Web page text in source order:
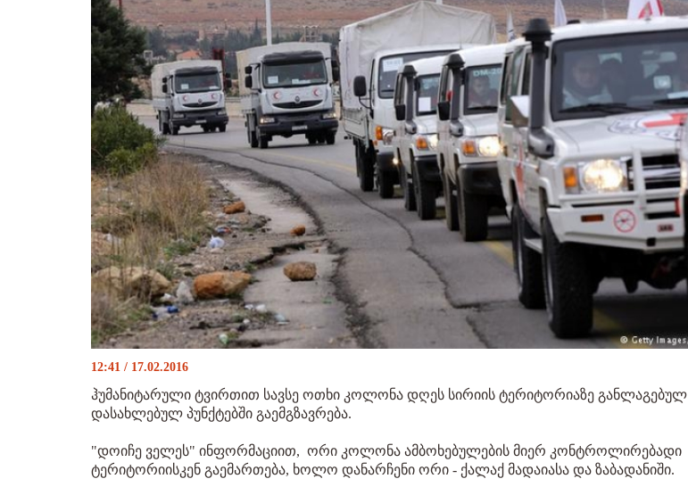
12:41 / 17.02.2016
ჰუმანიტარული ტვირთით სავსე ოთხი კოლონა დღეს სირიის ტერიტორიაზე განლაგებულ
დასახლებულ პუნქტებში გაემგზავრება.
"დოიჩე ველეს" ინფორმაციით, ორი კოლონა ამბოხებულების მიერ კონტროლირებადი
ტერიტორიისკენ გაემართება, ხოლო დანარჩენი ორი - ქალაქ მადაიასა და ზაბადანიში.